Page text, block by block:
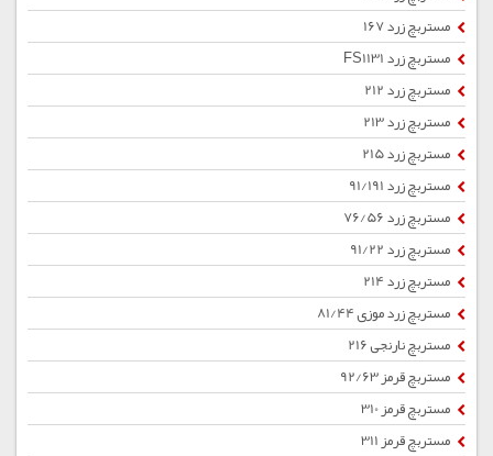
مستربچ زرد 167
مستربچ زرد FS1131
مستربچ زرد 212
مستربچ زرد 213
مستربچ زرد 215
مستربچ زرد 91/191
مستربچ زرد 76/56
مستربچ زرد 91/22
مستربچ زرد 214
مستربچ زرد موزی 81/44
مستربچ نارنجی 216
مستربچ قرمز 92/63
مستربچ قرمز 310
مستربچ قرمز 311